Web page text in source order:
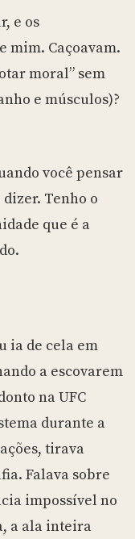
e os
mim. Caçoavam.
moral” sem
e músculos)?
você pensar
Tenho o
que é a
ia de cela em
a escovarem
na UFC
durante a
tirava
Falava sobre
impossível no
a ala inteira